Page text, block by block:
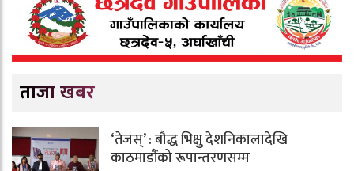
ताजा खबर
‘तेजस्’ : बौद्ध भिक्षु देशनिकालादेखि
काठमाडौंको रूपान्तरणसम्म